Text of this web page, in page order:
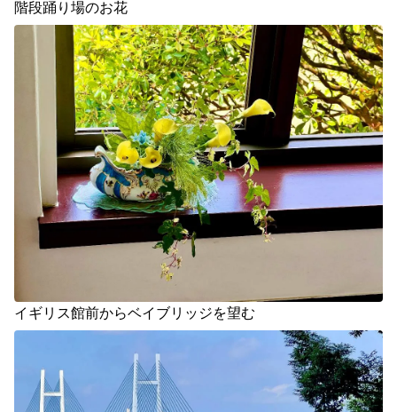
階段踊り場のお花
イギリス館前からベイブリッジを望む